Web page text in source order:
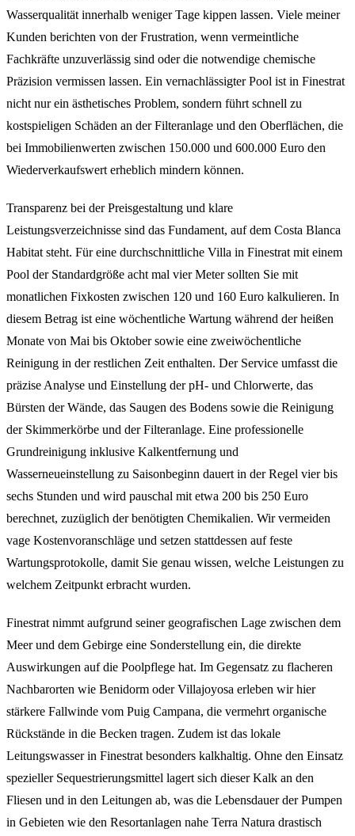
Wasserqualität innerhalb weniger Tage kippen lassen. Viele meiner
Kunden berichten von der Frustration, wenn vermeintliche
Fachkräfte unzuverlässig sind oder die notwendige chemische
Präzision vermissen lassen. Ein vernachlässigter Pool ist in Finestrat
nicht nur ein ästhetisches Problem, sondern führt schnell zu
kostspieligen Schäden an der Filteranlage und den Oberflächen, die
bei Immobilienwerten zwischen 150.000 und 600.000 Euro den
Wiederverkaufswert erheblich mindern können.
Transparenz bei der Preisgestaltung und klare
Leistungsverzeichnisse sind das Fundament, auf dem Costa Blanca
Habitat steht. Für eine durchschnittliche Villa in Finestrat mit einem
Pool der Standardgröße acht mal vier Meter sollten Sie mit
monatlichen Fixkosten zwischen 120 und 160 Euro kalkulieren. In
diesem Betrag ist eine wöchentliche Wartung während der heißen
Monate von Mai bis Oktober sowie eine zweiwöchentliche
Reinigung in der restlichen Zeit enthalten. Der Service umfasst die
präzise Analyse und Einstellung der pH- und Chlorwerte, das
Bürsten der Wände, das Saugen des Bodens sowie die Reinigung
der Skimmerkörbe und der Filteranlage. Eine professionelle
Grundreinigung inklusive Kalkentfernung und
Wasserneueinstellung zu Saisonbeginn dauert in der Regel vier bis
sechs Stunden und wird pauschal mit etwa 200 bis 250 Euro
berechnet, zuzüglich der benötigten Chemikalien. Wir vermeiden
vage Kostenvoranschläge und setzen stattdessen auf feste
Wartungsprotokolle, damit Sie genau wissen, welche Leistungen zu
welchem Zeitpunkt erbracht wurden.
Finestrat nimmt aufgrund seiner geografischen Lage zwischen dem
Meer und dem Gebirge eine Sonderstellung ein, die direkte
Auswirkungen auf die Poolpflege hat. Im Gegensatz zu flacheren
Nachbarorten wie Benidorm oder Villajoyosa erleben wir hier
stärkere Fallwinde vom Puig Campana, die vermehrt organische
Rückstände in die Becken tragen. Zudem ist das lokale
Leitungswasser in Finestrat besonders kalkhaltig. Ohne den Einsatz
spezieller Sequestrierungsmittel lagert sich dieser Kalk an den
Fliesen und in den Leitungen ab, was die Lebensdauer der Pumpen
in Gebieten wie den Resortanlagen nahe Terra Natura drastisch